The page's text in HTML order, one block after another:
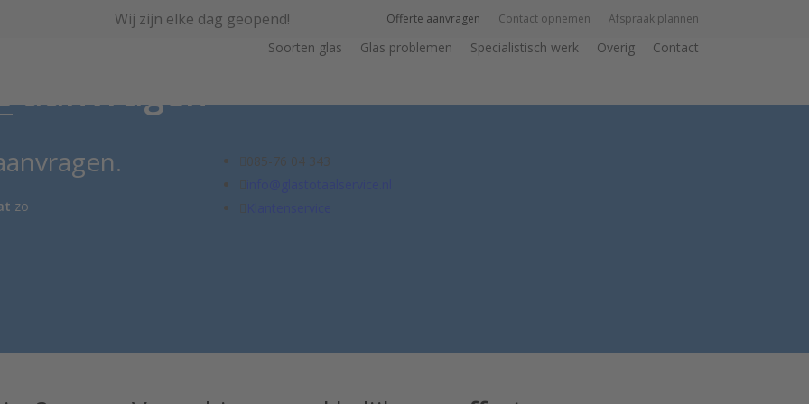
Wij zijn elke dag geopend! Offerte aanvragen Contact opnemen Afspraak plannen
Soorten glas Glas problemen Specialistisch werk Overig Contact
aanvragen
zo
085-76 04 343